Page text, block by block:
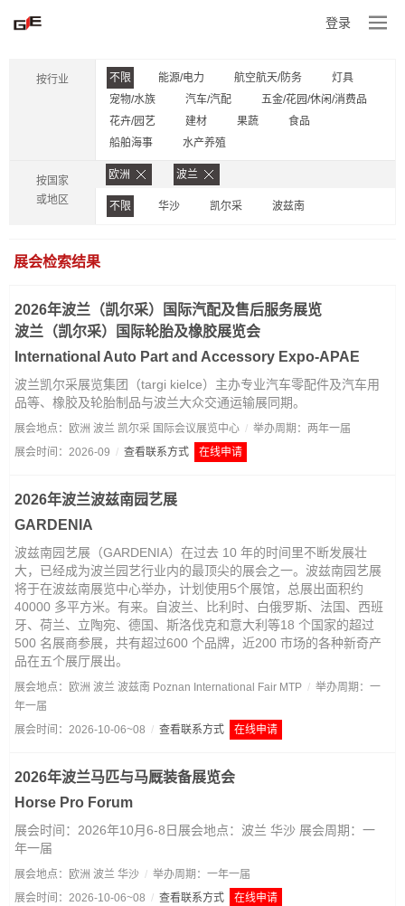
登录
按行业 不限 能源/电力 航空航天/防务
灯具
宠物/水族
汽车/汽配
五金/花园/休闲/消费品
花卉/园艺
建材 果蔬
食品
船舶海事
水产养殖
按国家
或地区
欧洲 波兰
不限 华沙 凯尔采 波兹南
展会检索结果
2026年波兰（凯尔采）国际汽配及售后服务展览
波兰（凯尔采）国际轮胎及橡胶展览会
International Auto Part and Accessory Expo-APAE
波兰凯尔采展览集团（targi kielce）主办专业汽车零配件及汽车用
品等、橡胶及轮胎制品与波兰大众交通运输展同期。
展会地点：欧洲 波兰 凯尔采 国际会议展览中心 / 举办周期：两年一届
展会时间：2026-09 / 查看联系方式 在线申请
2026年波兰波兹南园艺展
GARDENIA
波兹南园艺展（GARDENIA）在过去 10 年的时间里不断发展壮
大，已经成为波兰园艺行业内的最顶尖的展会之一。波兹南园艺展
将于在波兹南展览中心举办，计划使用5个展馆，总展出面积约
40000 多平方米。有来。自波兰、比利时、白俄罗斯、法国、西班
牙、荷兰、立陶宛、德国、斯洛伐克和意大利等18 个国家的超过
500 名展商参展，共有超过600 个品牌，近200 市场的各种新奇产
品在五个展厅展出。
展会地点：欧洲 波兰 波兹南 Poznan International Fair MTP / 举办周期：一
年一届
展会时间：2026-10-06~08 / 查看联系方式 在线申请
2026年波兰马匹与马厩装备展览会
Horse Pro Forum
展会时间：2026年10月6-8日展会地点：波兰 华沙 展会周期：一
年一届
展会地点：欧洲 波兰 华沙 / 举办周期：一年一届
展会时间：2026-10-06~08 / 查看联系方式 在线申请